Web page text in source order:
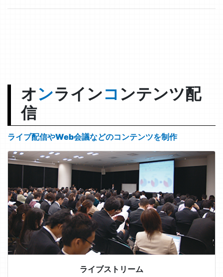
オンラインコ ンテンツ配
信
ライブ配信やWeb会議などのコンテンツを制作
ライブストリーム